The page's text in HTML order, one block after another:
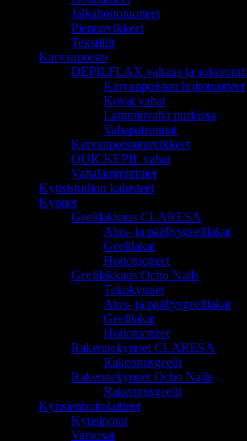
Jalkahoitotuotteet
Pientarvikkeet
Tekstiilit
Karvanpoisto
DEPILFLAX vahaus ja sokerointi
Karvanpoiston hoitotuotteet
Kovat vahat
Lämminvaha purkissa
Vahapatruunat
Karvanpoistotarvikkeet
QUICKEPIL vahat
Vahalämmittimet
Kynsistudion kalusteet
Kynnet
Geelilakkaus CLARESA
Alus- ja päällysgeelilakat
Geelilakat
Hoitotuotteet
Geelilakkaus Ocho Nails
Tekokynnet
Alus- ja päällysgeelilakat
Geelilakat
Hoitotuotteet
Rakennekynnet CLARESA
Rakennusgeelit
Rakennekynnet Ocho Nails
Rakennusgeelit
Kynsienhoitolaitteet
Kynsiporat
Varaosat